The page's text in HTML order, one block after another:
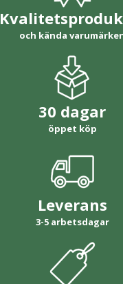
och kända
30 dagar
öppet köp
Leverans
3-5 arbetsdagar